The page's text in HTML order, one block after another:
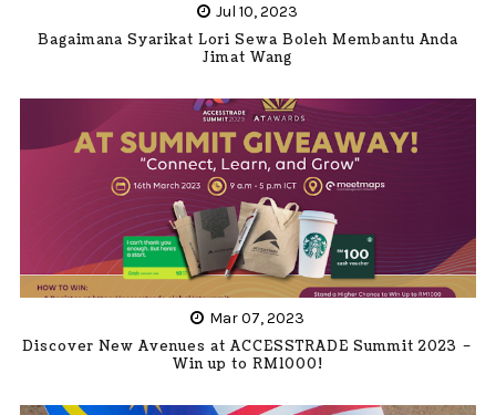
Jul 10, 2023
Bagaimana Syarikat Lori Sewa Boleh Membantu Anda
Jimat Wang
Mar 07, 2023
Discover New Avenues at ACCESSTRADE Summit 2023 –
Win up to RM1000!